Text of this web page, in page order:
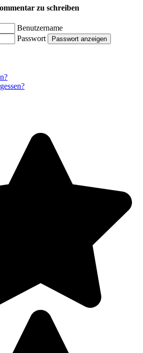
zu schreiben
Benutzername
Passwort
Passwort anzeigen